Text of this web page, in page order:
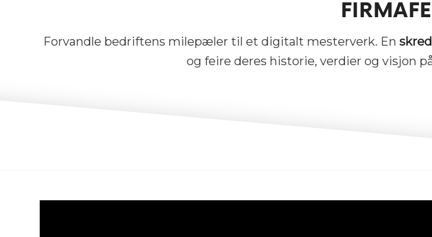
Forvandle bedriftens milepæler til et digitalt mesterverk. En
og feire deres historie, verdier og visjon